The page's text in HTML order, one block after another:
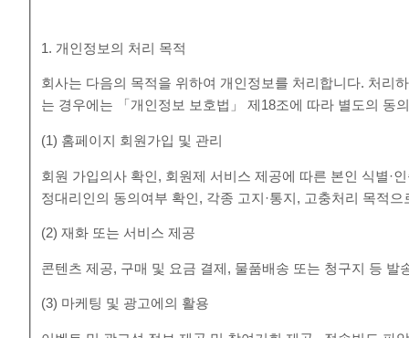
1. 개인정보의 처리 목적
회사는 다음의 목적을 위하여 개인정보를 처리합니다. 처리
는 경우에는 「개인정보 보호법」 제18조에 따라 별도의 동
(1) 홈페이지 회원가입 및 관리
회원 가입의사 확인, 회원제 서비스 제공에 따른 본인 식별·
정대리인의 동의여부 확인, 각종 고지·통지, 고충처리 목적
(2) 재화 또는 서비스 제공
콘텐츠 제공, 구매 및 요금 결제, 물품배송 또는 청구지 등
(3) 마케팅 및 광고에의 활용